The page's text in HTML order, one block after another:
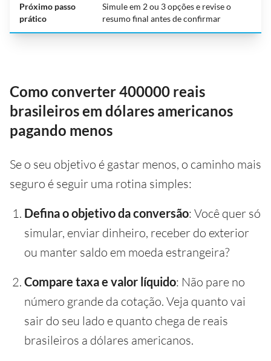
Próximo passo
prático
Simule em 2 ou 3 opções e revise o
resumo final antes de confirmar
Como converter 400000 reais
brasileiros em dólares americanos
pagando menos
Se o seu objetivo é gastar menos, o caminho mais
seguro é seguir uma rotina simples:
Defina o objetivo da conversão: Você quer só
simular, enviar dinheiro, receber do exterior
ou manter saldo em moeda estrangeira?
Compare taxa e valor líquido: Não pare no
número grande da cotação. Veja quanto vai
sair do seu lado e quanto chega de reais
brasileiros a dólares americanos.